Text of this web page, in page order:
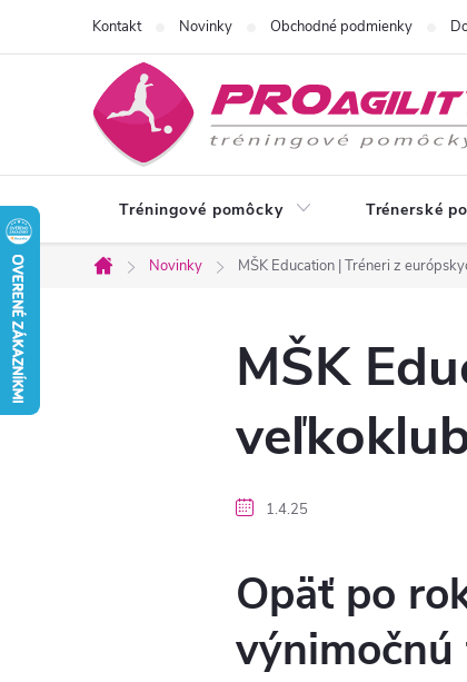
Kontakt Novinky Obchodné podmienky
Tréningové pomôcky Trénerské
Domov
Novinky MŠK Education | Tréneri z
MŠK
1.4.25
Opäť po